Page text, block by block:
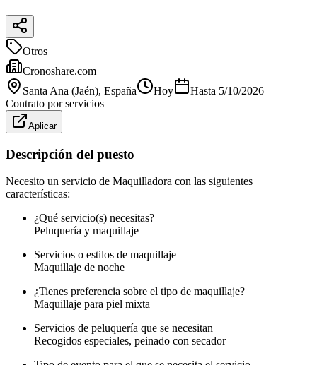
Otros
Cronoshare.com
Santa Ana (Jaén), España Hoy Hasta 5/10/2026
Contrato por servicios
Aplicar
Descripción del puesto
Necesito un servicio de Maquilladora con las siguientes
características:
¿Qué servicio(s) necesitas?
Peluquería y maquillaje
Servicios o estilos de maquillaje
Maquillaje de noche
¿Tienes preferencia sobre el tipo de maquillaje?
Maquillaje para piel mixta
Servicios de peluquería que se necesitan
Recogidos especiales, peinado con secador